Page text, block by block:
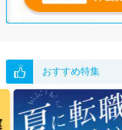
おすすめ特集